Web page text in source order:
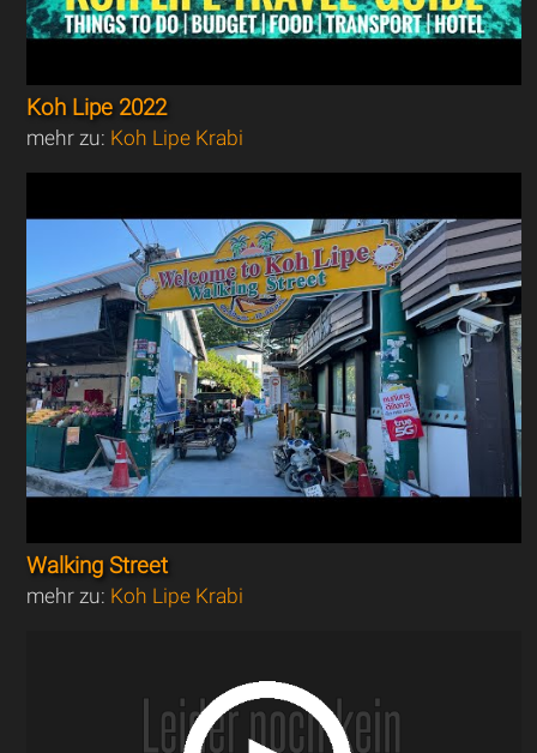
Koh Lipe 2022
mehr zu: Koh Lipe Krabi
Walking Street
mehr zu: Koh Lipe Krabi